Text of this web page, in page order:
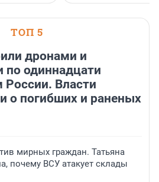
ТОП 5
дронами и
по одиннадцати
России. Власти
о погибших и раненых
мирных граждан. Татьяна
почему ВСУ атакует склады